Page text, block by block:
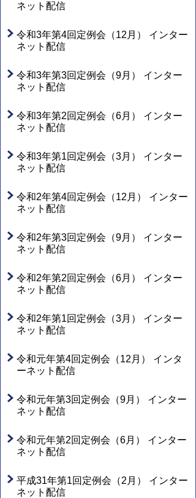
ネット配信
令和3年第4回定例会（12月） インター
ネット配信
令和3年第3回定例会（9月） インター
ネット配信
令和3年第2回定例会（6月） インター
ネット配信
令和3年第1回定例会（3月） インター
ネット配信
令和2年第4回定例会（12月） インター
ネット配信
令和2年第3回定例会（9月） インター
ネット配信
令和2年第2回定例会（6月） インター
ネット配信
令和2年第1回定例会（3月） インター
ネット配信
令和元年第4回定例会（12月） インタ
ーネット配信
令和元年第3回定例会（9月） インター
ネット配信
令和元年第2回定例会（6月） インター
ネット配信
平成31年第1回定例会（2月） インター
ネット配信